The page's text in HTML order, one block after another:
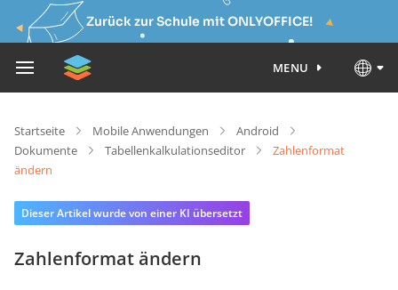
Zurück zur Schule mit ONLYOFFICE!
MENU
Startseite Mobile Anwendungen
Android
Dokumente
Tabellenkalkulationseditor
Zahlenformat
ändern
Dieser Artikel wurde von einer KI übersetzt
Zahlenformat ändern